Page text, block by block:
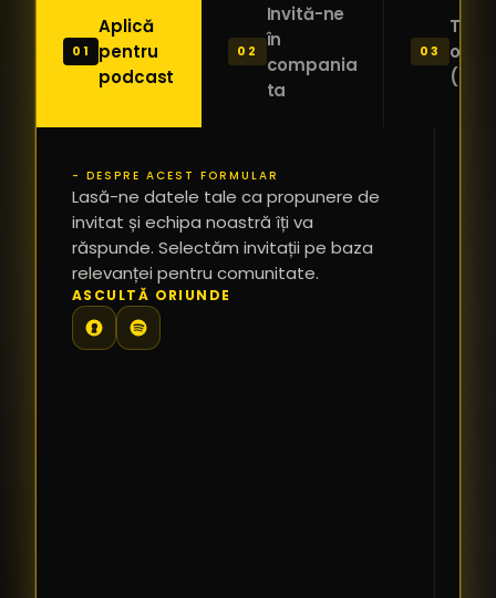
01
Aplică
pentru
podcast
02
Invită-ne
în
compania
ta
03
o
- DESPRE ACEST FORMULAR
Lasă-ne datele tale ca propunere de
invitat și echipa noastră îți va
răspunde. Selectăm invitații pe baza
relevanței pentru comunitate.
ASCULTĂ ORIUNDE